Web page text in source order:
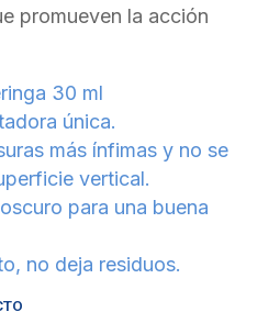
promueven la acción
30 ml
única.
más ínfimas y no se
vertical.
para una buena
no deja residuos.